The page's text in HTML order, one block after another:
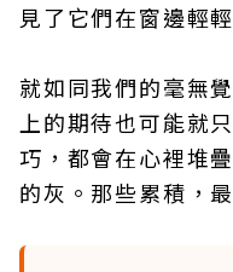
見了它們在窗邊輕
就如同我們的毫無
上的期待也可能就
巧，都會在心裡堆
的灰。那些累積，